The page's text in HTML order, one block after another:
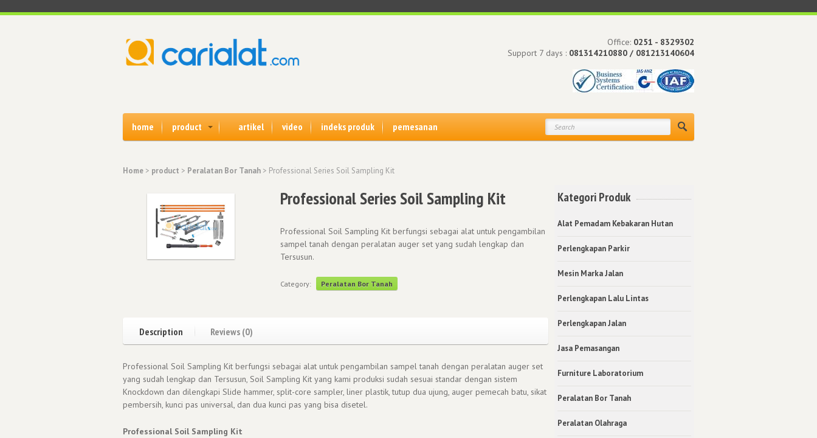
Office: 0251 - 8329302
Support 7 days : 081314210880 / 081213140604
home product artikel video indeks produk pemesanan
Home > product > Peralatan Bor Tanah > Professional Series Soil Sampling Kit
Professional Series Soil Sampling Kit
Professional Soil Sampling Kit berfungsi sebagai alat untuk pengambilan
sampel tanah dengan peralatan auger set yang sudah lengkap dan
Tersusun.
Category: Peralatan Bor Tanah
Description Reviews (0)
Professional Soil Sampling Kit berfungsi sebagai alat untuk pengambilan sampel tanah dengan peralatan auger set
yang sudah lengkap dan Tersusun, Soil Sampling Kit yang kami produksi sudah sesuai standar dengan sistem
Knockdown dan dilengkapi Slide hammer, split-core sampler, liner plastik, tutup dua ujung, auger pemecah batu, sikat
pembersih, kunci pas universal, dan dua kunci pas yang bisa disetel.
Professional Soil Sampling Kit
Kategori Produk
Alat Pemadam Kebakaran Hutan
Perlengkapan Parkir
Mesin Marka Jalan
Perlengkapan Lalu Lintas
Perlengkapan Jalan
Jasa Pemasangan
Furniture Laboratorium
Peralatan Bor Tanah
Peralatan Olahraga